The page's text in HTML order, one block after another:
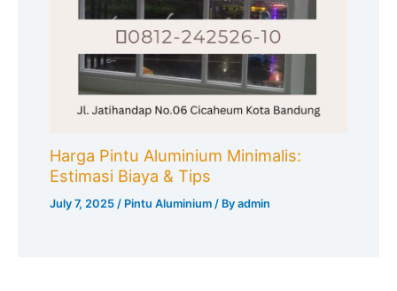
Harga Pintu Aluminium Minimalis:
Estimasi Biaya & Tips
July 7, 2025/ Pintu Aluminium / Byadmin